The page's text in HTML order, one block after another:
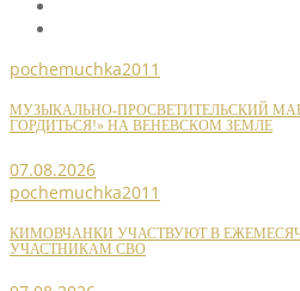
pochemuchka2011
МУЗЫКАЛЬНО-ПРОСВЕТИТЕЛЬСКИЙ
ГОРДИТЬСЯ!» НА ВЕНЕВСКОМ ЗЕМЛЕ
07.08.2026
pochemuchka2011
КИМОВЧАНКИ УЧАСТВУЮТ В
УЧАСТНИКАМ СВО